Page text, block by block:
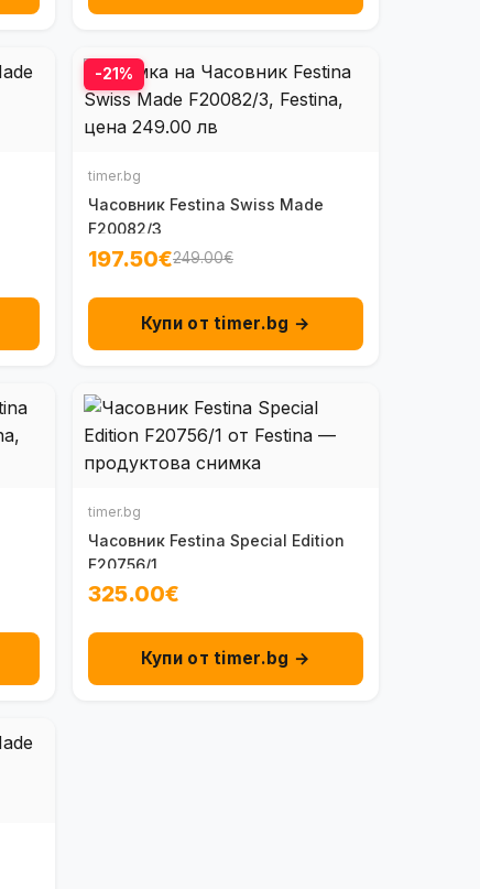
-21%
timer.bg
Часовник Festina Swiss Made
F20082/3
197.50€249.00€
Купи от timer.bg →
timer.bg
Часовник Festina Special Edition
F20756/1
325.00€
Купи от timer.bg →